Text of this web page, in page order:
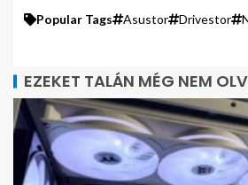
Popular Tags Asustor Drivestor
EZEKET TALÁN MÉG NEM